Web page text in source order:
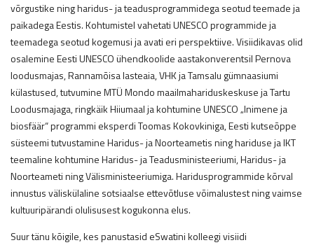
võrgustike ning haridus- ja teadusprogrammidega seotud teemade ja
paikadega Eestis. Kohtumistel vahetati UNESCO programmide ja
teemadega seotud kogemusi ja avati eri perspektiive. Visiidikavas olid
osalemine Eesti UNESCO ühendkoolide aastakonverentsil Pernova
loodusmajas, Rannamõisa lasteaia, VHK ja Tamsalu gümnaasiumi
külastused, tutvumine MTÜ Mondo maailmahariduskeskuse ja Tartu
Loodusmajaga, ringkäik Hiiumaal ja kohtumine UNESCO „Inimene ja
biosfäär“ programmi eksperdi Toomas Kokovkiniga, Eesti kutseõppe
süsteemi tutvustamine Haridus- ja Noorteametis ning hariduse ja IKT
teemaline kohtumine Haridus- ja Teadusministeeriumi, Haridus- ja
Noorteameti ning Välisministeeriumiga. Haridusprogrammide kõrval
innustus väliskülaline sotsiaalse ettevõtluse võimalustest ning vaimse
kultuuripärandi olulisusest kogukonna elus.
Suur tänu kõigile, kes panustasid eSwatini kolleegi visiidi